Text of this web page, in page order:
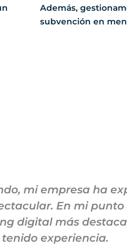
Además,
subvención en
mi empresa ha
En mi punto
digital más
tenido experiencia.